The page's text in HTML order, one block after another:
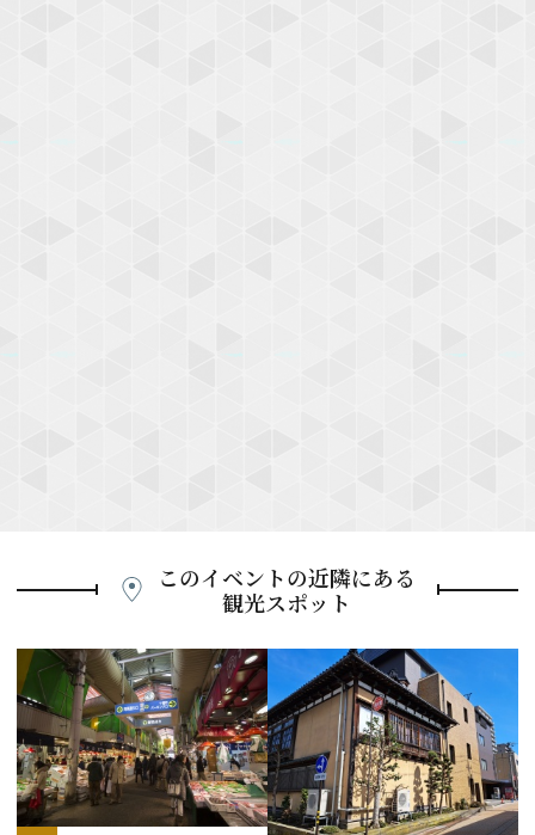
このイベントの近隣にある
観光スポット
P
r
e
v
i
o
u
s
e
x
t